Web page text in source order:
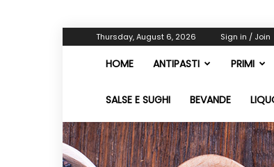
Thursday, August 6, 2026 Sign in / Join
HOME ANTIPASTI PRIMI
SALSE E SUGHI BEVANDE